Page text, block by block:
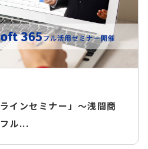
インセミナー」～浅間商
ル...